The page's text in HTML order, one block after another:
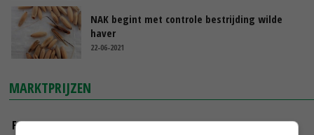
NAK begint met controle bestrijding wilde
haver
22-06-2021
MARKTPRIJZEN
Fontane